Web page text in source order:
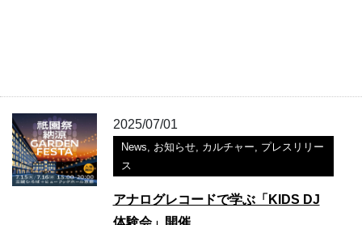
2025/07/01
News, お知らせ, カルチャー, プレスリリー
ス
アナログレコードで学ぶ「KIDS DJ
体験会」開催